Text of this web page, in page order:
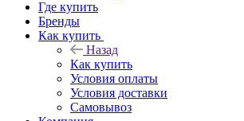
Где купить
Бренды
Как купить
Назад
Как купить
Условия оплаты
Условия доставки
Самовывоз